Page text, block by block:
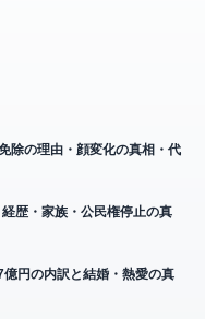
除の理由・顔変化の真相・代
歴・家族・公民権停止の真
億円の内訳と結婚・熱愛の真